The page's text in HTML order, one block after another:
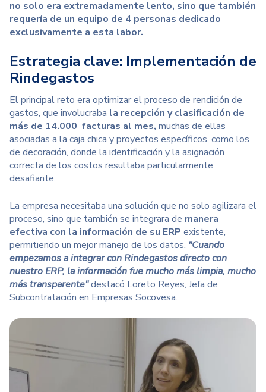
no solo era extremadamente lento, sino que también
requería de un equipo de 4 personas dedicado
exclusivamente a esta labor.
Estrategia clave: Implementación de
Rindegastos
El principal reto era optimizar el proceso de rendición de
gastos, que involucraba la recepción y clasificación de
más de 14.000 facturas al mes, muchas de ellas
asociadas a la caja chica y proyectos específicos, como los
de decoración, donde la identificación y la asignación
correcta de los costos resultaba particularmente
desafiante.
La empresa necesitaba una solución que no solo agilizara el
proceso, sino que también se integrara de manera
efectiva con la información de su ERP existente,
permitiendo un mejor manejo de los datos. "Cuando
empezamos a integrar con Rindegastos directo con
nuestro ERP, la información fue mucho más limpia, mucho
más transparente"destacó Loreto Reyes, Jefa de
Subcontratación en Empresas Socovesa.